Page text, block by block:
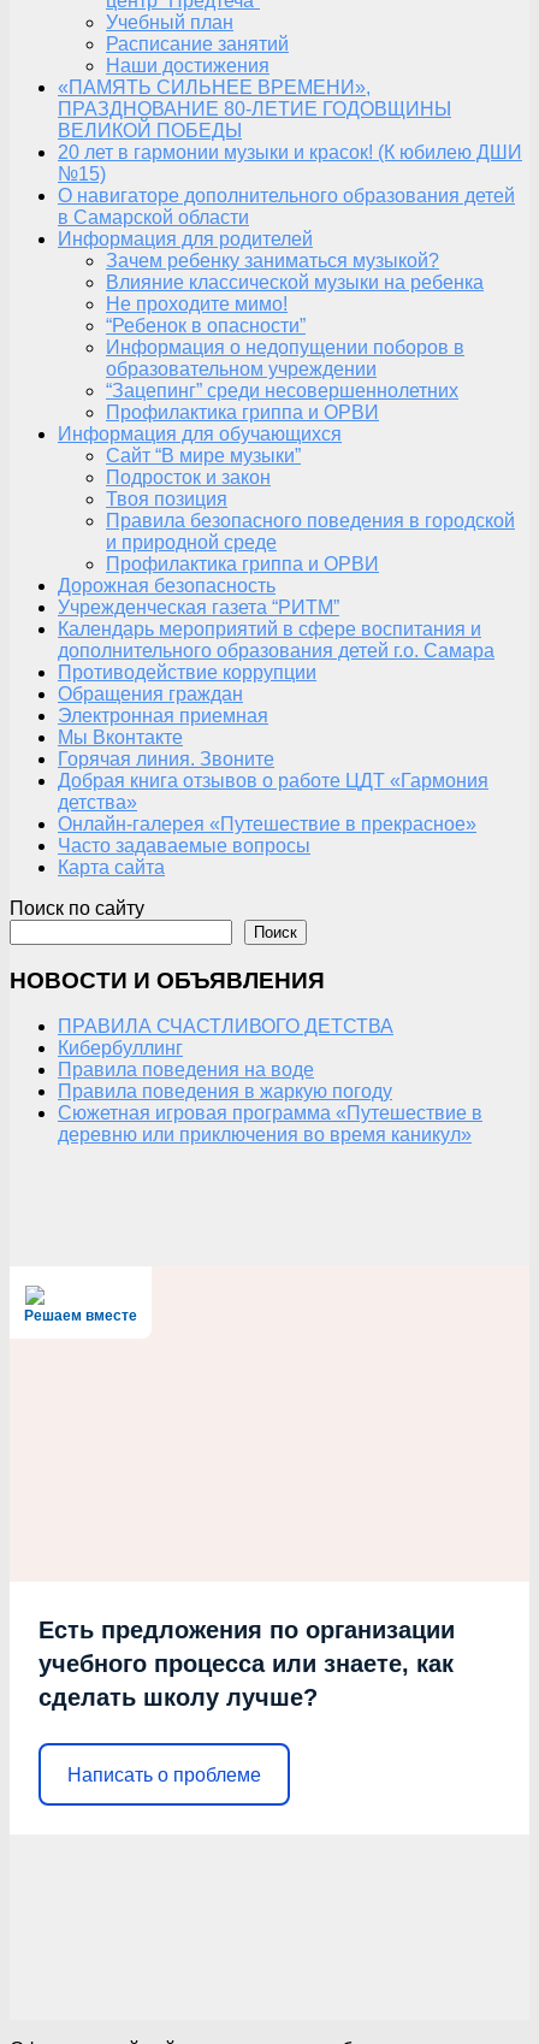
Учебный план
Расписание занятий
Наши достижения
«ПАМЯТЬ СИЛЬНЕЕ ВРЕМЕНИ»,
ПРАЗДНОВАНИЕ 80-ЛЕТИЕ ГОДОВЩИНЫ
ВЕЛИКОЙ ПОБЕДЫ
20 лет в гармонии музыки и красок! (К юбилею ДШИ
№15)
О навигаторе дополнительного образования детей
в Самарской области
Информация для родителей
Зачем ребенку заниматься музыкой?
Влияние классической музыки на ребенка
Не проходите мимо!
“Ребенок в опасности”
Информация о недопущении поборов в
образовательном учреждении
“Зацепинг” среди несовершеннолетних
Профилактика гриппа и ОРВИ
Информация для обучающихся
Сайт “В мире музыки”
Подросток и закон
Твоя позиция
Правила безопасного поведения в городской
и природной среде
Профилактика гриппа и ОРВИ
Дорожная безопасность
Учрежденческая газета “РИТМ”
Календарь мероприятий в сфере воспитания и
дополнительного образования детей г.о. Самара
Противодействие коррупции
Обращения граждан
Электронная приемная
Мы Вконтакте
Горячая линия. Звоните
Добрая книга отзывов о работе ЦДТ «Гармония
детства»
Онлайн-галерея «Путешествие в прекрасное»
Часто задаваемые вопросы
Карта сайта
Поиск по сайту
Поиск
НОВОСТИ И ОБЪЯВЛЕНИЯ
ПРАВИЛА СЧАСТЛИВОГО ДЕТСТВА
Кибербуллинг
Правила поведения на воде
Правила поведения в жаркую погоду
Сюжетная игровая программа «Путешествие в
деревню или приключения во время каникул»
Решаем вместе
Есть предложения по организации
учебного процесса или знаете, как
сделать школу лучше?
Написать о проблеме